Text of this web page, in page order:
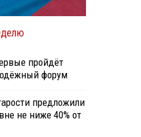
пройдёт
форум
предложили
не ниже 40% от